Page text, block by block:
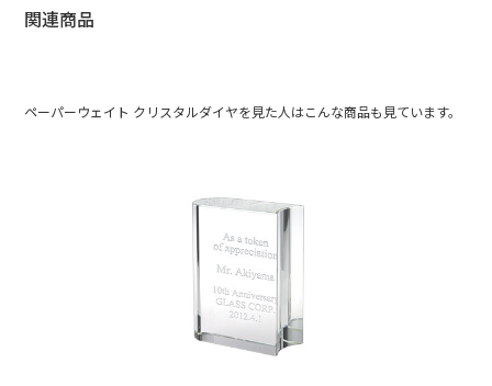
関連商品
ペーパーウェイト クリスタルダイヤを見た人はこんな商品も見ています。